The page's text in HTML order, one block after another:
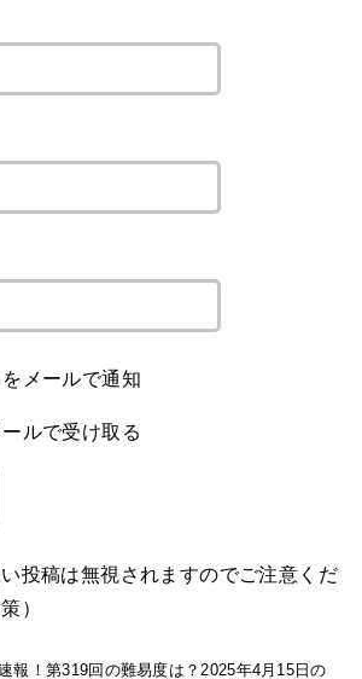
メールで通知
ルで受け取る
投稿は無視されますのでご注意くだ
）
報！第319回の難易度は？2025年4月15日の